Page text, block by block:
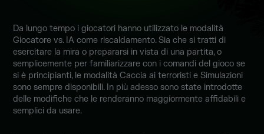
Da lungo tempo i giocatori hanno utilizzato le modalità
Giocatore vs. IA come riscaldamento. Sia che si tratti di
esercitare la mira o prepararsi in vista di una partita, o
semplicemente per familiarizzare con i comandi del gioco se
si è principianti, le modalità Caccia ai terroristi e Simulazioni
sono sempre disponibili. In più adesso sono state introdotte
delle modifiche che le renderanno maggiormente affidabili e
semplici da usare.